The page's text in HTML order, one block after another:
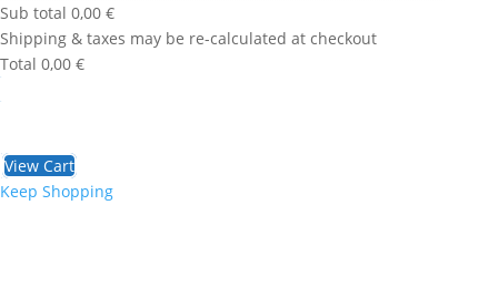
Sub total 0,00 €
Shipping & taxes may be re-calculated at checkout
Total 0,00 €
View Cart
Keep Shopping